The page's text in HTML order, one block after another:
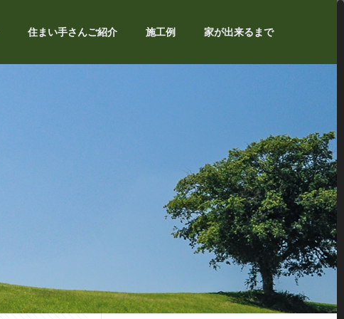
住まい手さんご紹介 施工例 家が出来るまで